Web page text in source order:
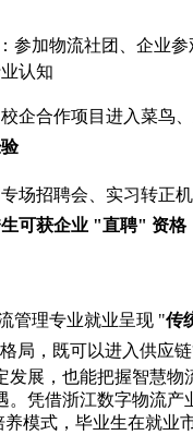
：参加物流社团、企业
认知
校企合作项目进入菜鸟
专场招聘会、实习转正
可获企业 "直聘" 资格
管理专业就业呈现 "传
局，既可以进入供应
发展，也能把握智慧物
。凭借浙江数字物流产
模式，毕业生在就业